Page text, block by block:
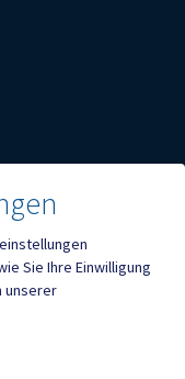
Sie Ihre Einwilligung
unserer